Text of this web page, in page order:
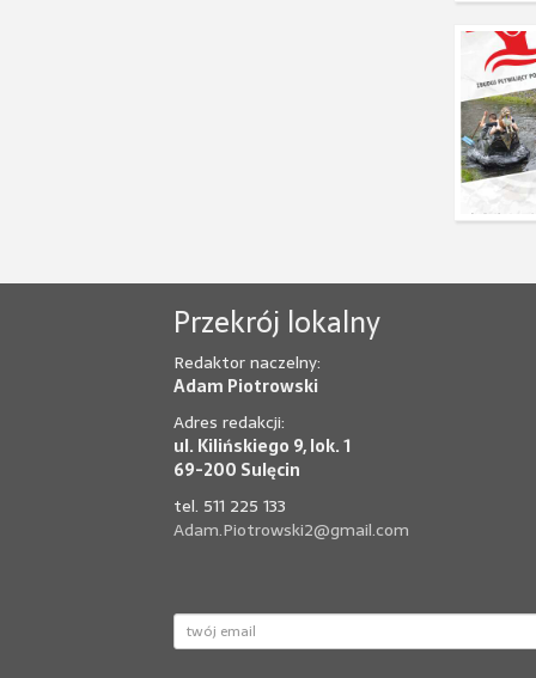
Przekrój lokalny
Redaktor naczelny:
Adam Piotrowski
Adres redakcji:
ul. Kilińskiego 9, lok. 1
69-200 Sulęcin
tel. 511 225 133
Adam.Piotrowski2@gmail.com